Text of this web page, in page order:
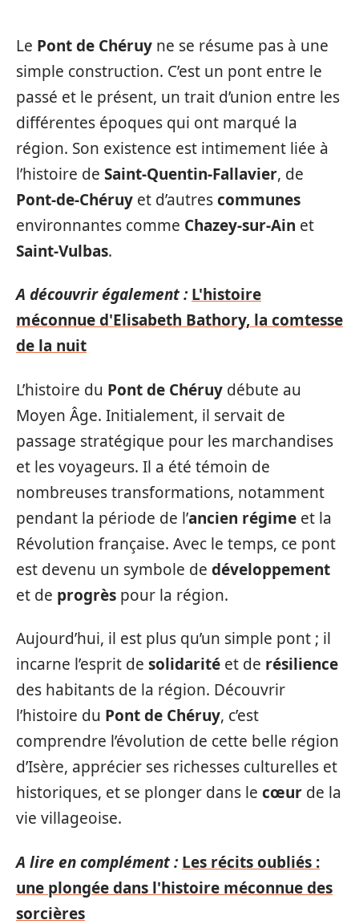
Le Pont de Chéruy ne se résume pas à une
simple construction. C’est un pont entre le
passé et le présent, un trait d’union entre les
différentes époques qui ont marqué la
région. Son existence est intimement liée à
l’histoire de Saint-Quentin-Fallavier, de
Pont-de-Chéruy et d’autrescommunes
environnantes comme Chazey-sur-Ain et
Saint-Vulbas.
A découvrir également : L'histoire
méconnue d'Elisabeth Bathory, la comtesse
de la nuit
L’histoire du Pont de Chéruy débute au
Moyen Âge. Initialement, il servait de
passage stratégique pour les marchandises
et les voyageurs. Il a été témoin de
nombreuses transformations, notamment
pendant la période de l’ancien régime et la
Révolution française. Avec le temps, ce pont
est devenu un symbole de développement
et de progrès pour la région.
Aujourd’hui, il est plus qu’un simple pont ; il
incarne l’esprit de solidarité et de résilience
des habitants de la région. Découvrir
l’histoire du Pont de Chéruy, c’est
comprendre l’évolution de cette belle région
d’Isère, apprécier ses richesses culturelles et
historiques, et se plonger dans le cœur de la
vie villageoise.
A lire en complément : Les récits oubliés :
une plongée dans l'histoire méconnue des
sorcières